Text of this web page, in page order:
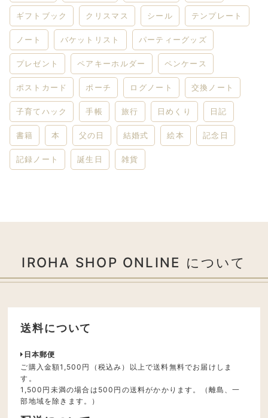
ギフトブック クリスマス シール テンプレート
ノート バケットリスト パーティーグッズ
プレゼント ペアキーホルダー ペンケース
ポストカード ポーチ ログノート 交換ノート
子育てハック 手帳 旅行 日めくり 日記
書籍 本 父の日 結婚式 絵本 記念日
記録ノート 誕生日 雑貨
IROHA SHOP ONLINE について
送料について
日本郵便
ご購入金額1,500円（税込み）以上で送料無料でお届けしま
す。
1,500円未満の場合は500円の送料がかかります。（離島、一
部地域を除きます。）